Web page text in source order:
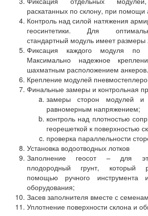
раскатанных по склону, при помощи
Контроль над силой натяжения
геосинтетики. Для
стандартный модуль имеет
Фиксация каждого модуля по
Максимально надежное
шахматным расположением анкеров.
Крепление модулей
Финальные замеры и контрольная
замеры сторон модулей
равномерным напряжением;
контроль над плотностью
георешеткой к поверхностью
проверка параллельности
Установка водоотводных лотков
Заполнение геосот – для
плодородный грунт, который
помощью ручного инструмента
оборудования;
Засев заполнителя вместе с
Уплотнение поверхности склона и